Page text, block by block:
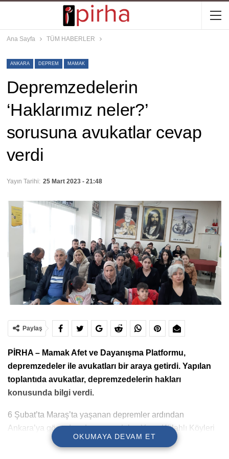
Ana Sayfa TÜM HABERLER
ANKARA DEPREM MAMAK
Depremzedelerin
‘Haklarımız neler?’
sorusuna avukatlar cevap
verdi
Yayın Tarihi: 25 Mart 2023 - 21:48
Paylaş
PİRHA – Mamak Afet ve Dayanışma Platformu,
depremzedeler ile avukatları bir araya getirdi. Yapılan
toplantıda avukatlar, depremzedelerin hakları
konusunda bilgi verdi.
6 Şubat’ta Maraş’ta yaşanan depremler ardından
Ankara’ya göç eden depremzedeler, Yuva-Külahlı Köyleri
Derneğinde avukatlar ile bir araya geldi.
OKUMAYA DEVAM ET